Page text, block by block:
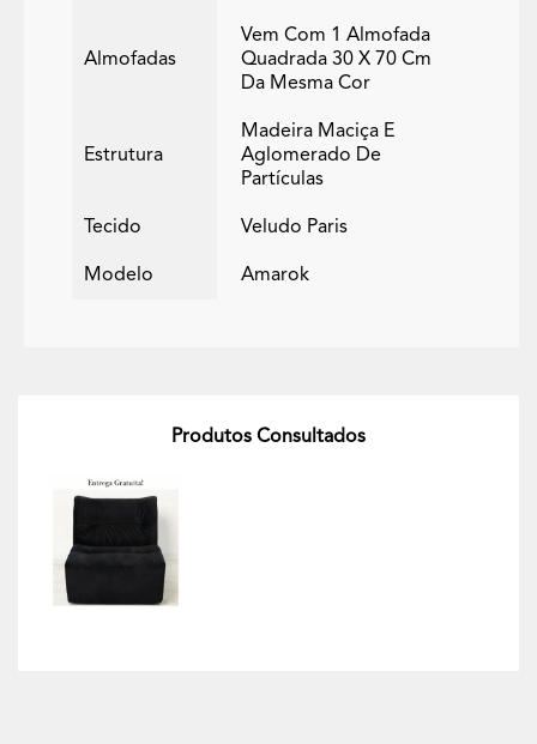
Almofadas
Vem Com 1 Almofada
Quadrada 30 X 70 Cm
Da Mesma Cor
Estrutura
Madeira Maciça E
Aglomerado De
Partículas
Tecido Veludo Paris
Modelo Amarok
Produtos Consultados